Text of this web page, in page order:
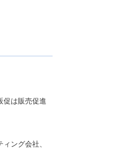
促は販売促進
ング会社、